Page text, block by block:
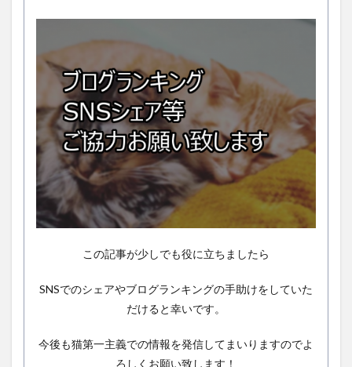
この記事が少しでも役に立ちましたら
SNSでのシェアやブログランキングの手助けをしていた
だけると幸いです。
今後も猫第一主義での情報を発信してまいりますのでよ
ろしくお願い致します！